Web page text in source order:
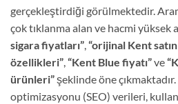
gerçekleştirdiği görülmektedir.
çok tıklanma alan ve hacmi yüksek
sigara fiyatları” “orijinal Kent satın
özellikleri” “Kent Blue fiyatı”ve
ürünleri”şeklinde öne
optimizasyonu (SEO) verileri,